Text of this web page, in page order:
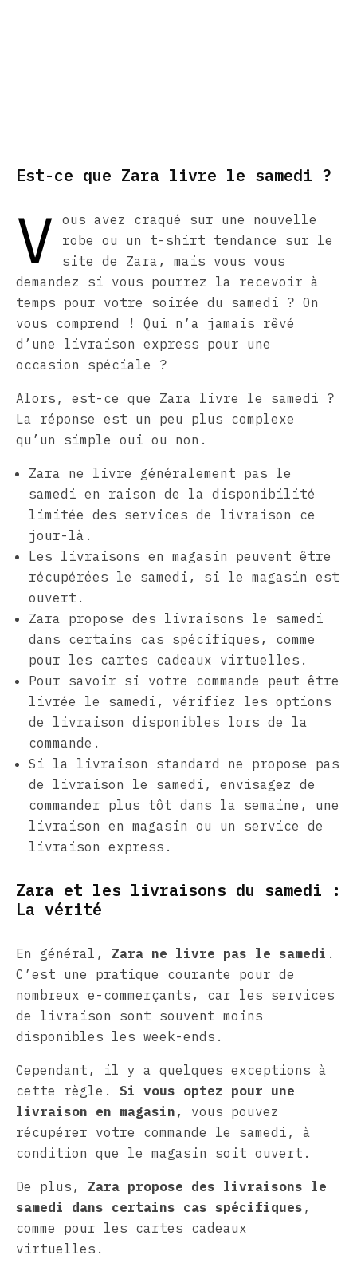
Est-ce que Zara livre le samedi ?
V
ous avez craqué sur une nouvelle
robe ou un t-shirt tendance sur le
site de Zara, mais vous vous
demandez si vous pourrez la recevoir à
temps pour votre soirée du samedi ? On
vous comprend ! Qui n’a jamais rêvé
d’une livraison express pour une
occasion spéciale ?
Alors, est-ce que Zara livre le samedi ?
La réponse est un peu plus complexe
qu’un simple oui ou non.
Zara ne livre généralement pas le
samedi en raison de la disponibilité
limitée des services de livraison ce
jour-là.
Les livraisons en magasin peuvent être
récupérées le samedi, si le magasin est
ouvert.
Zara propose des livraisons le samedi
dans certains cas spécifiques, comme
pour les cartes cadeaux virtuelles.
Pour savoir si votre commande peut être
livrée le samedi, vérifiez les options
de livraison disponibles lors de la
commande.
Si la livraison standard ne propose pas
de livraison le samedi, envisagez de
commander plus tôt dans la semaine, une
livraison en magasin ou un service de
livraison express.
Zara et les livraisons du samedi :
La vérité
En général, Zara ne livre pas le samedi .
C’est une pratique courante pour de
nombreux e-commerçants, car les services
de livraison sont souvent moins
disponibles les week-ends.
Cependant, il y a quelques exceptions à
cette règle. Si vous optez pour une
livraison en magasin , vous pouvez
récupérer votre commande le samedi, à
condition que le magasin soit ouvert.
De plus, Zara propose des livraisons le
samedi dans certains cas spécifiques ,
comme pour les cartes cadeaux
virtuelles.